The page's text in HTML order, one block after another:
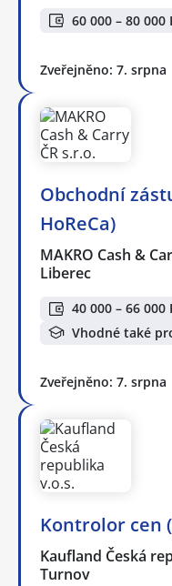
60 000 – 80 000
Zveřejněno: 7. srpna
Obchodní
HoReCa)
MAKRO Cash &
Liberec
40 000 – 66 000
Vhodné také
Zveřejněno: 7. srpna
Kontrolor cen
Kaufland Česká
Turnov